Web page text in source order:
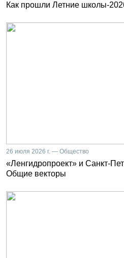
Как прошли Летние школы-
26 июля 2026 г. — Общество
«Ленгидропроект» и Санкт-
Общие векторы